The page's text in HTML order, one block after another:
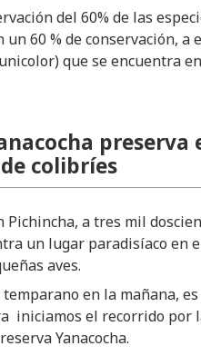
del 60% de las
60 % de conservación,
que se encuentra
colibríes
Pichincha, a tres mil
un lugar paradisíaco en
aves.
temparano en la mañana,
iniciamos el recorrido por
Yanacocha.